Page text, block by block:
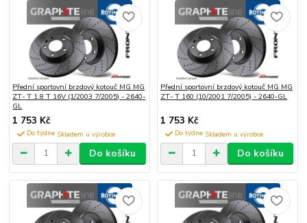
Přední sportovní brzdový kotouč MG MG
ZT- T 1.8 T 16V (1/2003 7/2005) - 2640-
GL
1 753 Kč
Do týdne
Do košíku
Přední sportovní brzdový kotouč MG MG
ZT- T 160 (10/2001 7/2005) - 2640-GL
1 753 Kč
Do týdne
Do košíku